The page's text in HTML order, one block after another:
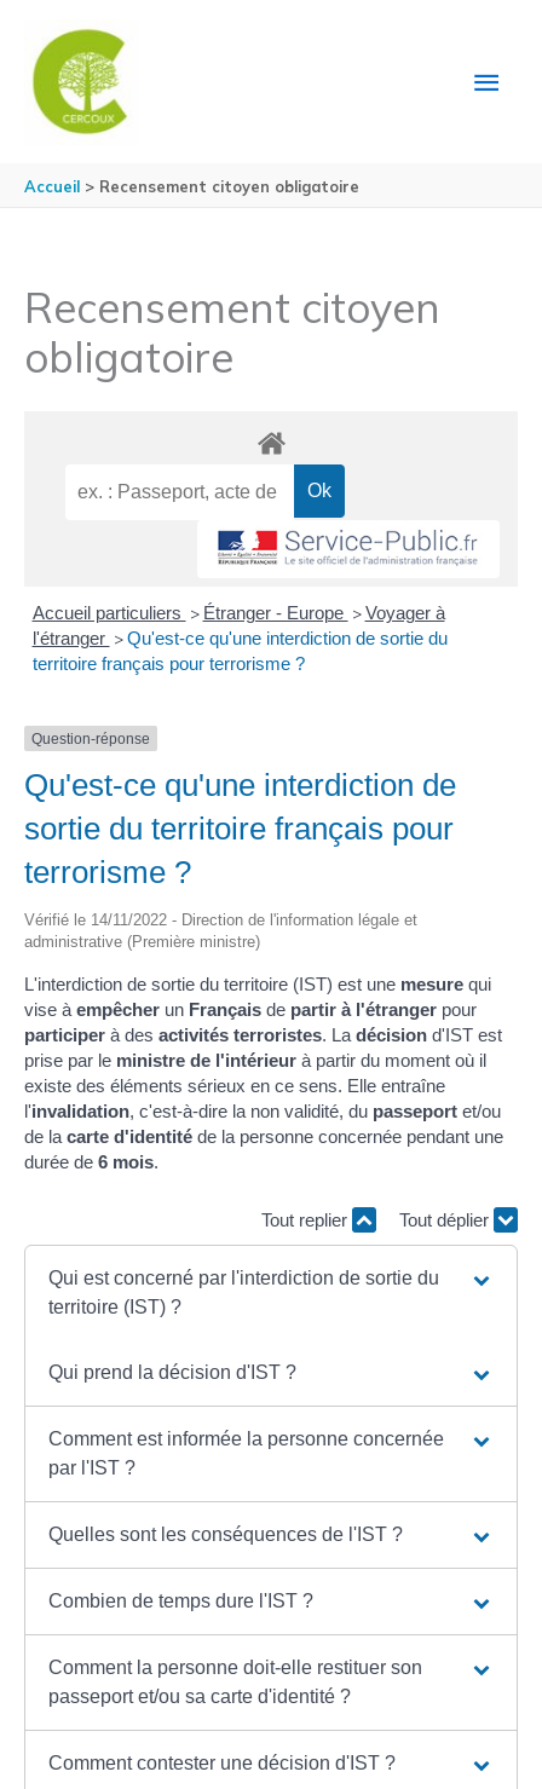
Accueil Recensement citoyen obligatoire
Recensement citoyen
obligatoire
Accueil particuliers > Étranger - Europe > Voyager à
l'étranger > Qu'est-ce qu'une interdiction de sortie du
territoire français pour terrorisme ?
Question-réponse
Qu'est-ce qu'une interdiction de
sortie du territoire français pour
terrorisme ?
Vérifié le 14/11/2022 - Direction de l'information légale et
administrative (Première ministre)
L'interdiction de sortie du territoire (IST) est une mesure qui
vise à empêcher un Français de partir à l'étranger pour
participer à des activités terroristes. La décision d'IST est
prise par le ministre de l'intérieur à partir du moment où il
existe des éléments sérieux en ce sens. Elle entraîne
l'invalidation, c'est-à-dire la non validité, du passeport et/ou
de la carte d'identité de la personne concernée pendant une
durée de 6 mois.
Tout replier Tout déplier
Qui est concerné par l'interdiction de sortie du
territoire (IST) ?
Qui prend la décision d'IST ?
Comment est informée la personne concernée
par l'IST ?
Quelles sont les conséquences de l'IST ?
Combien de temps dure l'IST ?
Comment la personne doit-elle restituer son
passeport et/ou sa carte d'identité ?
Comment contester une décision d'IST ?